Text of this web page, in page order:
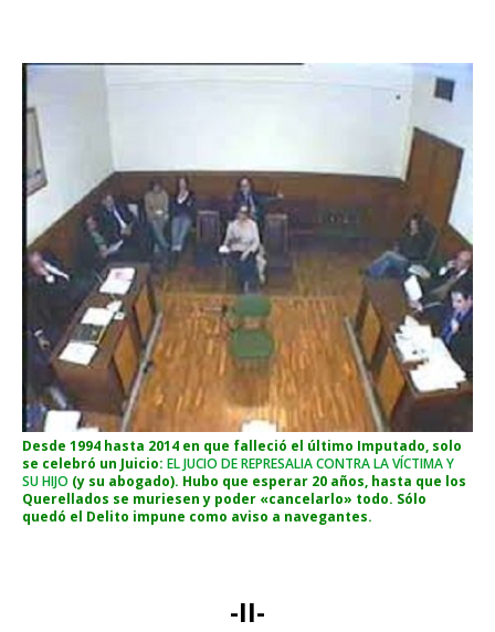
Desde 1994 hasta 2014 en que falleció el último Imputado, solo
se celebró un Juicio: EL JUCIO DE REPRESALIA CONTRA LA VÍCTIMA Y
SU HIJO (y su abogado). Hubo que esperar 20 años, hasta que los
Querellados se muriesen y poder «cancelarlo» todo. Sólo
quedó el Delito impune como aviso a navegantes.
-II-